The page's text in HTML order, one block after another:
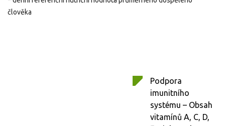
člověka
Podpora
imunitního
systému – Obsah
vitamínů A, C, D,